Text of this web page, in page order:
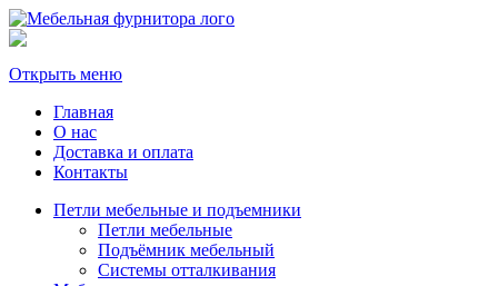
Открыть меню
Главная
О нас
Доставка и оплата
Контакты
Петли мебельные и подъемники
Петли мебельные
Подъёмник мебельный
Системы отталкивания